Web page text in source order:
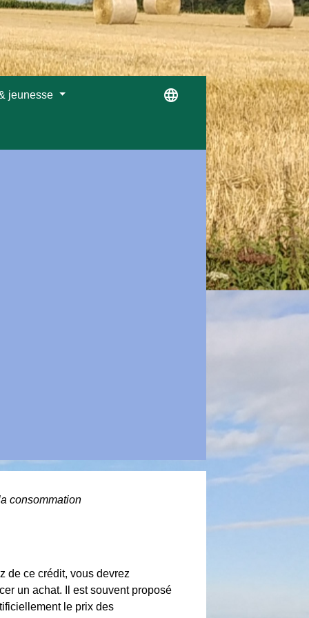
jeunesse language
consommation
de ce crédit, vous devrez
un achat. Il est souvent proposé
le prix des